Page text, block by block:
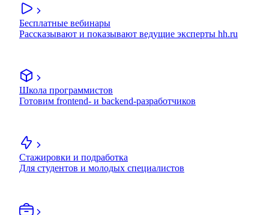
Бесплатные вебинары
Рассказывают и показывают ведущие эксперты hh.ru
Школа программистов
Готовим frontend- и backend-разработчиков
Стажировки и подработка
Для студентов и молодых специалистов